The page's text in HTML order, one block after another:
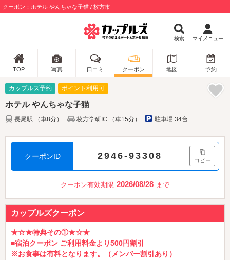
クーポン：ホテル やんちゃな子猫 / 枚方市
検索 マイメニュー
TOP 写真 口コミ クーポン 地図 予約
カップルズ予約 ポイント利用可
ホテル やんちゃな子猫
長尾駅 （車8分） 枚方学研IC （車15分） 駐車場:34台
クーポンID 2946-93308 コピー
クーポン有効期限 2026/08/28 まで
カップルズクーポン
★☆★特典その①★☆★
■宿泊クーポン ご利用料金より500円割引
※お食事は有料となります。（メンバー割引あり）